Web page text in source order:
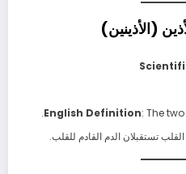
English Definition: The
تستقبلان الدم القادم للقلب.